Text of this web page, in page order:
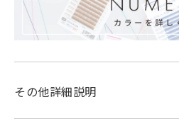
その他詳細説明